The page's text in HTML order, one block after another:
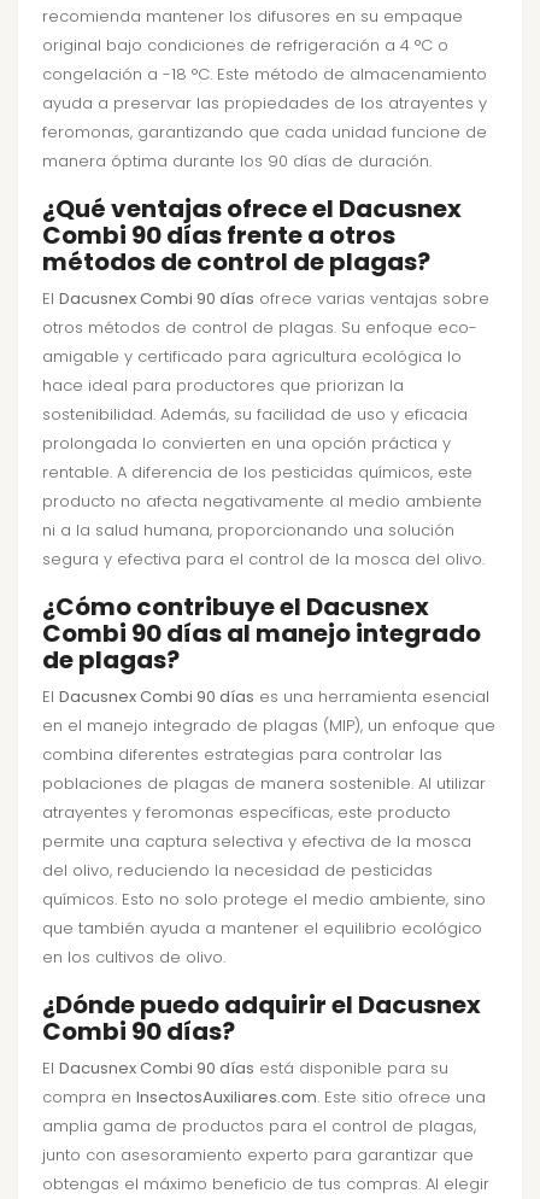
recomienda mantener los difusores en su empaque
original bajo condiciones de refrigeración a 4 °C o
congelación a -18 °C. Este método de almacenamiento
ayuda a preservar las propiedades de los atrayentes y
feromonas, garantizando que cada unidad funcione de
manera óptima durante los 90 días de duración.
¿Qué ventajas ofrece el Dacusnex
Combi 90 días frente a otros
métodos de control de plagas?
El Dacusnex Combi 90 días ofrece varias ventajas sobre
otros métodos de control de plagas. Su enfoque eco-
amigable y certificado para agricultura ecológica lo
hace ideal para productores que priorizan la
sostenibilidad. Además, su facilidad de uso y eficacia
prolongada lo convierten en una opción práctica y
rentable. A diferencia de los pesticidas químicos, este
producto no afecta negativamente al medio ambiente
ni a la salud humana, proporcionando una solución
segura y efectiva para el control de la mosca del olivo.
¿Cómo contribuye el Dacusnex
Combi 90 días al manejo integrado
de plagas?
El Dacusnex Combi 90 días es una herramienta esencial
en el manejo integrado de plagas (MIP), un enfoque que
combina diferentes estrategias para controlar las
poblaciones de plagas de manera sostenible. Al utilizar
atrayentes y feromonas específicas, este producto
permite una captura selectiva y efectiva de la mosca
del olivo, reduciendo la necesidad de pesticidas
químicos. Esto no solo protege el medio ambiente, sino
que también ayuda a mantener el equilibrio ecológico
en los cultivos de olivo.
¿Dónde puedo adquirir el Dacusnex
Combi 90 días?
El Dacusnex Combi 90 días está disponible para su
compra en InsectosAuxiliares.com. Este sitio ofrece una
amplia gama de productos para el control de plagas,
junto con asesoramiento experto para garantizar que
obtengas el máximo beneficio de tus compras. Al elegir